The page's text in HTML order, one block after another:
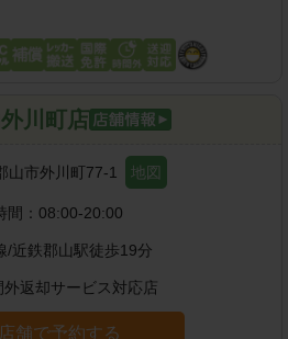
川町店
山市外川町77-1 地図
間： 08:00-20:00
/近鉄郡山駅徒歩19分
外返却サービス対応店
舗で予約する